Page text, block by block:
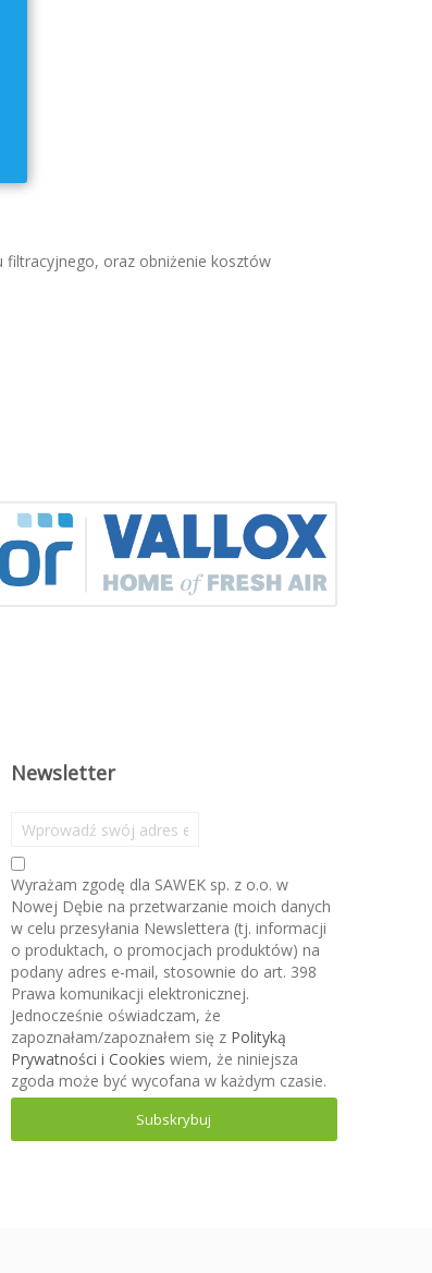
filtracyjnego, oraz obniżenie kosztów
Newsletter
b
s
k
r
y
b
u
j
n
a
s
z
e
Wyrażam zgodę dla SAWEK sp. z o.o. w
Nowej Dębie na przetwarzanie moich danych
w celu przesyłania Newslettera (tj. informacji
o produktach, o promocjach produktów) na
podany adres e-mail, stosownie do art. 398
Prawa komunikacji elektronicznej.
Jednocześnie oświadczam, że
zapoznałam/zapoznałem się z Polityką
Prywatności i Cookies wiem, że niniejsza
zgoda może być wycofana w każdym czasie.
Subskrybuj